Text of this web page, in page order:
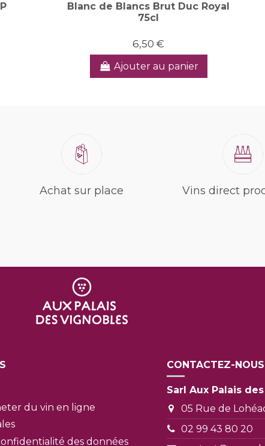
Blanc de Blancs Brut Duc Royal
75cl
6,50 €
Ajouter au panier
Achat sur place Vins direct
du vin en ligne
des données
CONTACTEZ-NOUS
Sarl Aux Palais
05 Rue de
02 99 43 80 20